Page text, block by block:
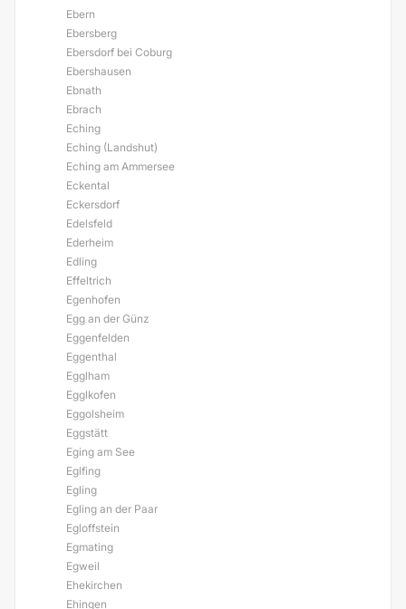
Ebern
Ebersberg
Ebersdorf bei Coburg
Ebershausen
Ebnath
Ebrach
Eching
Eching (Landshut)
Eching am Ammersee
Eckental
Eckersdorf
Edelsfeld
Ederheim
Edling
Effeltrich
Egenhofen
Egg an der Günz
Eggenfelden
Eggenthal
Egglham
Egglkofen
Eggolsheim
Eggstätt
Eging am See
Eglfing
Egling
Egling an der Paar
Egloffstein
Egmating
Egweil
Ehekirchen
Ehingen